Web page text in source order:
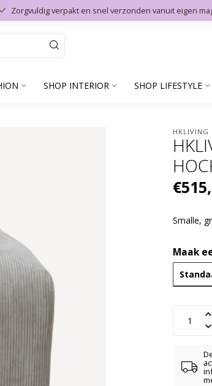
Zorgvuldig verpakt en snel verzonden vanuit eigen
SHOP INTERIOR SHOP LIFESTYLE
HKLIVING
Smalle,
Maak